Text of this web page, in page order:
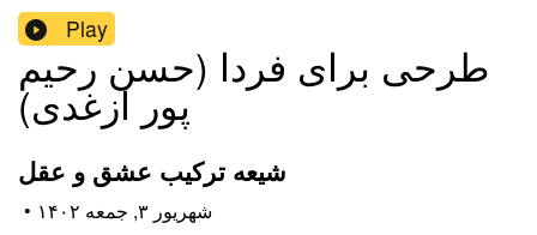
Play
طرحی برای فردا (حسن رحیم
پور ازغدی)
شیعه ترکیب عشق و عقل
• ۱۴۰۲ شهریور ۳, جمعه